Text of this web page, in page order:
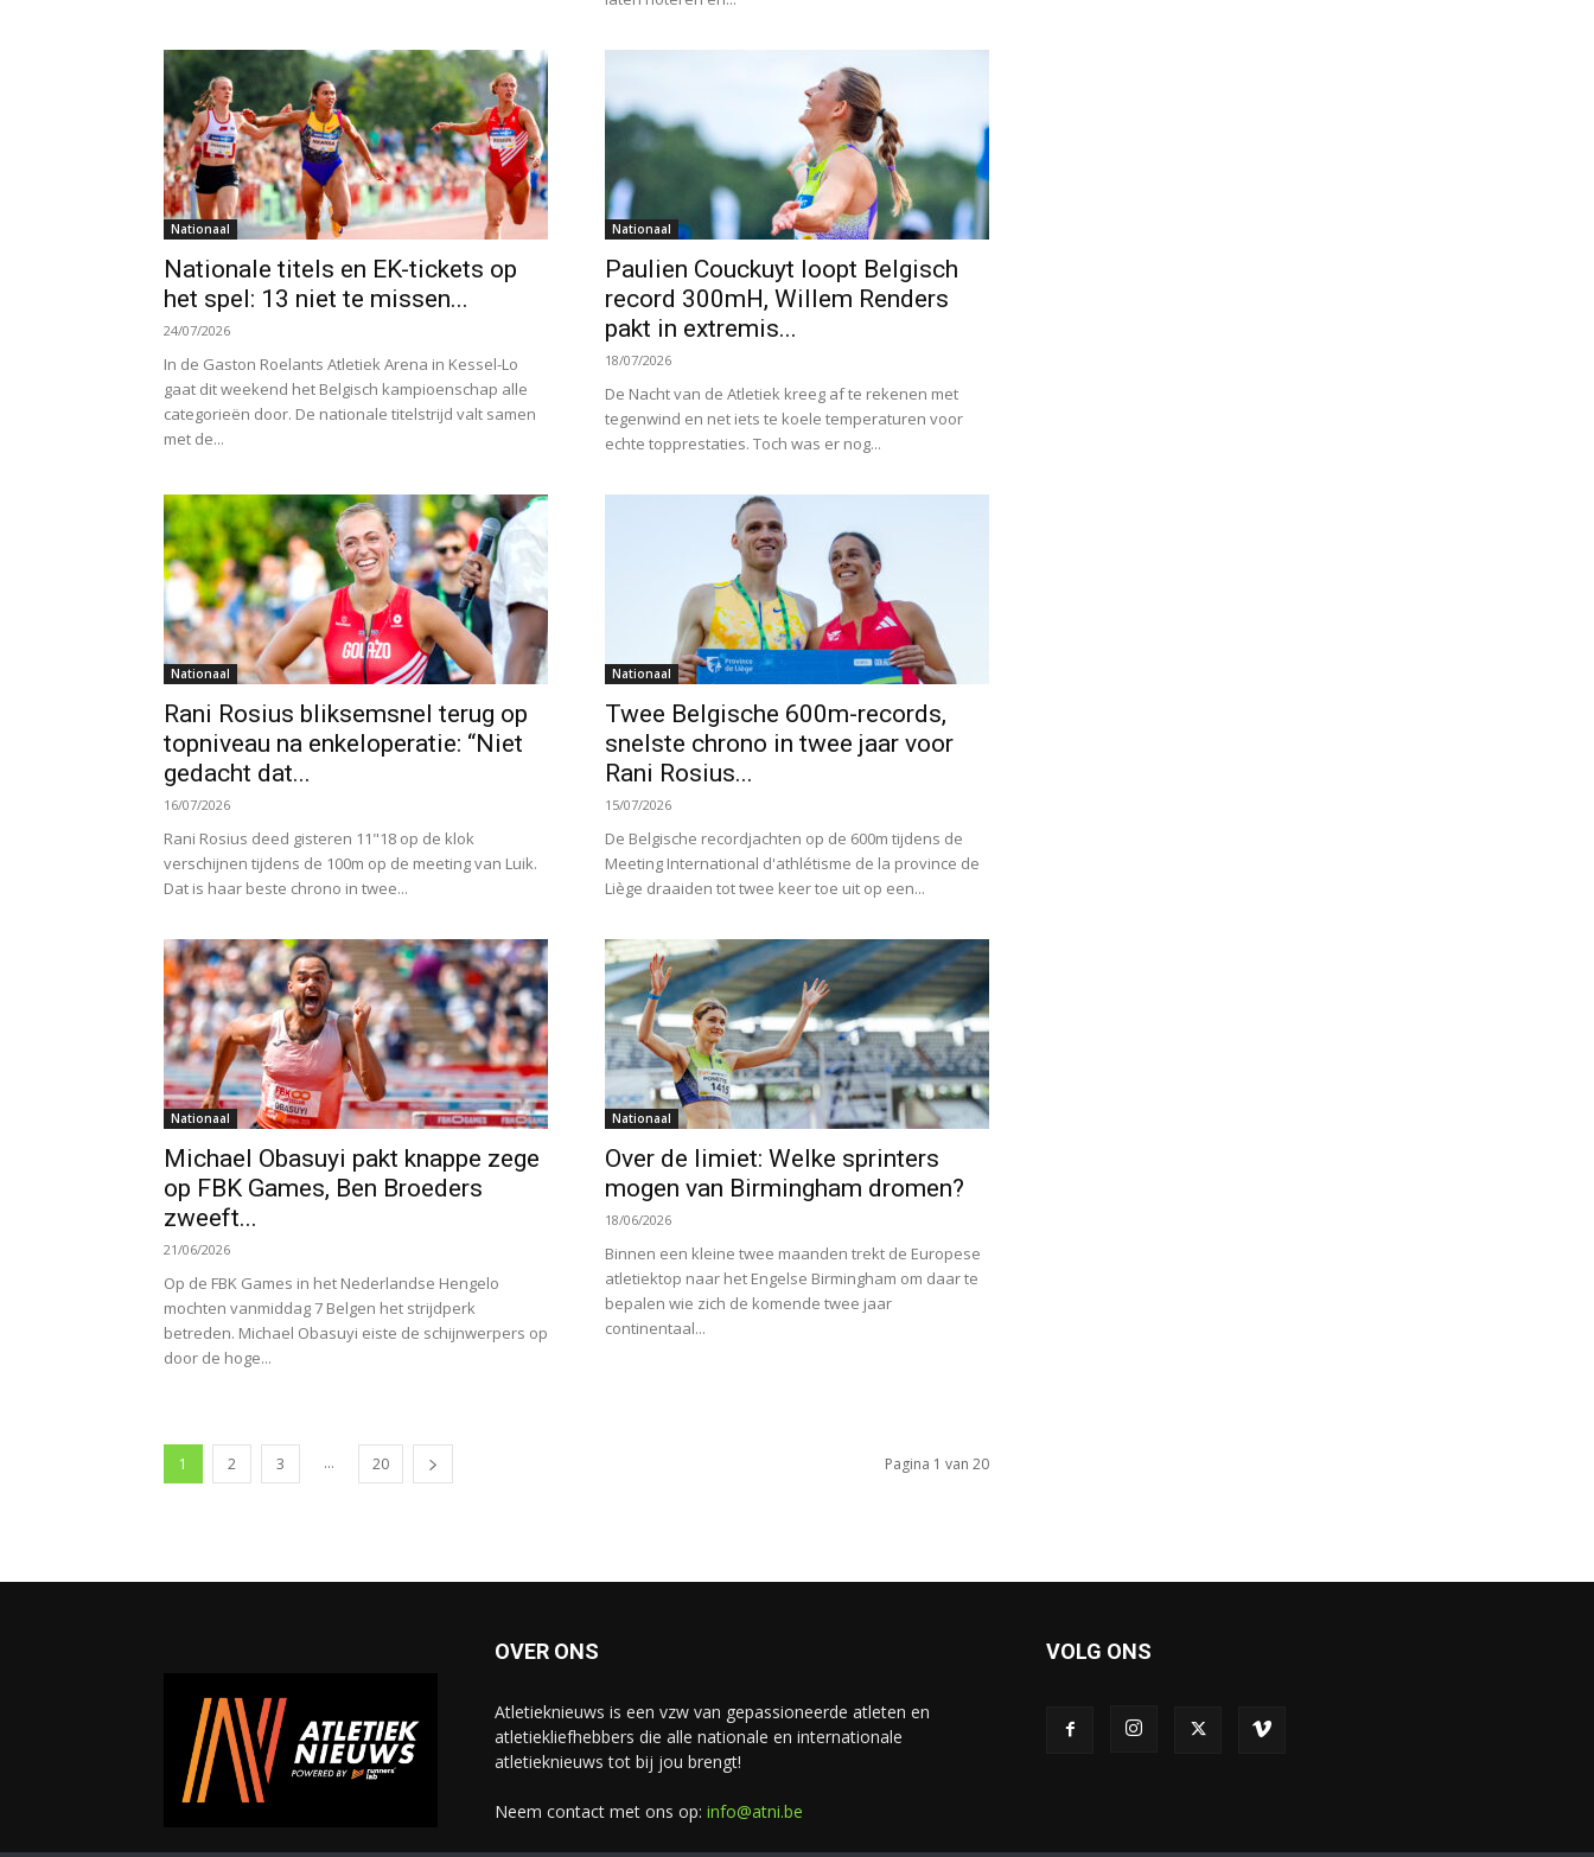
Nationaal
Nationale titels en EK-tickets op
het spel: 13 niet te missen...
24/07/2026
In de Gaston Roelants Atletiek Arena in Kessel-Lo
gaat dit weekend het Belgisch kampioenschap alle
categorieën door. De nationale titelstrijd valt samen
met de...
Nationaal
Paulien Couckuyt loopt Belgisch
record 300mH, Willem Renders
pakt in extremis...
18/07/2026
De Nacht van de Atletiek kreeg af te rekenen met
tegenwind en net iets te koele temperaturen voor
echte topprestaties. Toch was er nog...
Nationaal
Rani Rosius bliksemsnel terug op
topniveau na enkeloperatie: “Niet
gedacht dat...
16/07/2026
Rani Rosius deed gisteren 11"18 op de klok
verschijnen tijdens de 100m op de meeting van Luik.
Dat is haar beste chrono in twee...
Nationaal
Twee Belgische 600m-records,
snelste chrono in twee jaar voor
Rani Rosius...
15/07/2026
De Belgische recordjachten op de 600m tijdens de
Meeting International d'athlétisme de la province de
Liège draaiden tot twee keer toe uit op een...
Nationaal
Michael Obasuyi pakt knappe zege
op FBK Games, Ben Broeders
zweeft...
21/06/2026
Op de FBK Games in het Nederlandse Hengelo
mochten vanmiddag 7 Belgen het strijdperk
betreden. Michael Obasuyi eiste de schijnwerpers op
door de hoge...
Nationaal
Over de limiet: Welke sprinters
mogen van Birmingham dromen?
18/06/2026
Binnen een kleine twee maanden trekt de Europese
atletiektop naar het Engelse Birmingham om daar te
bepalen wie zich de komende twee jaar
continentaal...
1 2 3 ... 20 Pagina 1 van 20
OVER ONS
Atletieknieuws is een vzw van gepassioneerde atleten en
atletiekliefhebbers die alle nationale en internationale
atletieknieuws tot bij jou brengt!
Neem contact met ons op: info@atni.be
VOLG ONS